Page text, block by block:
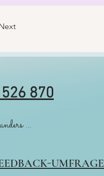
UMFRAGE
870
...